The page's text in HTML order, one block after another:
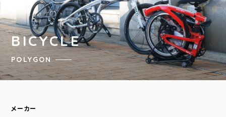
BICYCLE
POLYGON
メーカー